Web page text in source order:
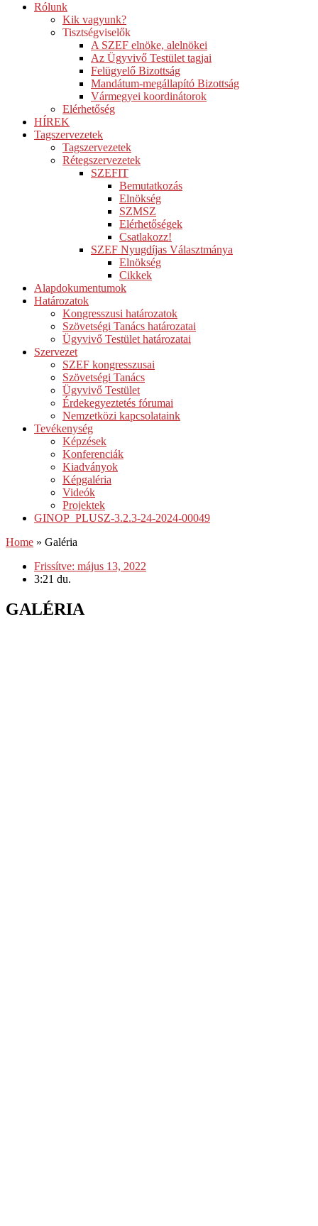
Rólunk
Kik vagyunk?
Tisztségviselők
A SZEF elnöke, alelnökei
Az Ügyvivő Testület tagjai
Felügyelő Bizottság
Mandátum-megállapító Bizottság
Vármegyei koordinátorok
Elérhetőség
HÍREK
Tagszervezetek
Tagszervezetek
Rétegszervezetek
SZEFIT
Bemutatkozás
Elnökség
SZMSZ
Elérhetőségek
Csatlakozz!
SZEF Nyugdíjas Választmánya
Elnökség
Cikkek
Alapdokumentumok
Határozatok
Kongresszusi határozatok
Szövetségi Tanács határozatai
Ügyvivő Testület határozatai
Szervezet
SZEF kongresszusai
Szövetségi Tanács
Ügyvivő Testület
Érdekegyeztetés fórumai
Nemzetközi kapcsolataink
Tevékenység
Képzések
Konferenciák
Kiadványok
Képgaléria
Videók
Projektek
GINOP_PLUSZ-3.2.3-24-2024-00049
Home » Galéria
Frissítve: május 13, 2022
3:21 du.
GALÉRIA